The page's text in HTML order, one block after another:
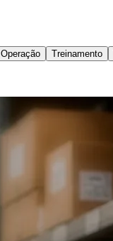
Operação Treinamento